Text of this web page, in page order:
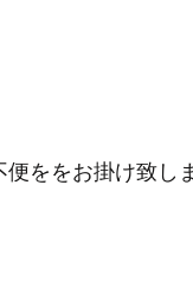
ををお掛け致し